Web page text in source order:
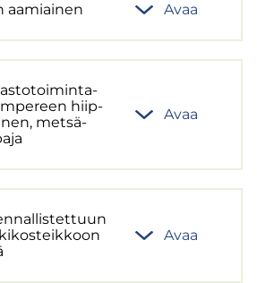
aa­miai­nen Avaa
hiip­
met­sä­
Avaa
Avaa